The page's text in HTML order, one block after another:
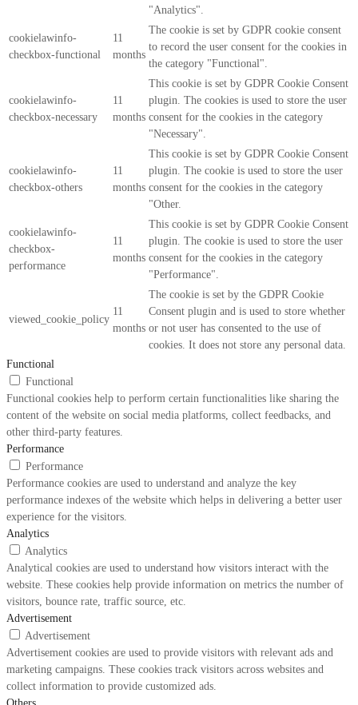
"Analytics".
cookielawinfo-
checkbox-functional
11
months
The cookie is set by GDPR cookie consent
to record the user consent for the cookies in
the category "Functional".
cookielawinfo-
checkbox-necessary
11
months
This cookie is set by GDPR Cookie Consent
plugin. The cookies is used to store the user
consent for the cookies in the category
"Necessary".
cookielawinfo-
checkbox-others
11
months
This cookie is set by GDPR Cookie Consent
plugin. The cookie is used to store the user
consent for the cookies in the category
"Other.
cookielawinfo-
checkbox-
performance
11
months
This cookie is set by GDPR Cookie Consent
plugin. The cookie is used to store the user
consent for the cookies in the category
"Performance".
viewed_cookie_policy
11
months
The cookie is set by the GDPR Cookie
Consent plugin and is used to store whether
or not user has consented to the use of
cookies. It does not store any personal data.
Functional
Functional
Functional cookies help to perform certain functionalities like sharing the
content of the website on social media platforms, collect feedbacks, and
other third-party features.
Performance
Performance
Performance cookies are used to understand and analyze the key
performance indexes of the website which helps in delivering a better user
experience for the visitors.
Analytics
Analytics
Analytical cookies are used to understand how visitors interact with the
website. These cookies help provide information on metrics the number of
visitors, bounce rate, traffic source, etc.
Advertisement
Advertisement
Advertisement cookies are used to provide visitors with relevant ads and
marketing campaigns. These cookies track visitors across websites and
collect information to provide customized ads.